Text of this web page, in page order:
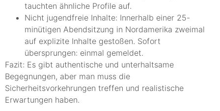
tauchten ähnliche Profile auf.
Nicht jugendfreie Inhalte: Innerhalb einer 25-
minütigen Abendsitzung in Nordamerika zweimal
auf explizite Inhalte gestoßen. Sofort
übersprungen: einmal gemeldet.
Fazit: Es gibt authentische und unterhaltsame
Begegnungen, aber man muss die
Sicherheitsvorkehrungen treffen und realistische
Erwartungen haben.